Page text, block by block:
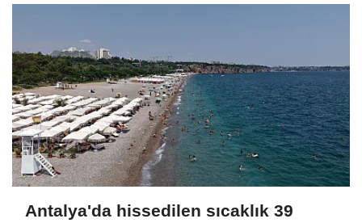
Antalya'da hissedilen sıcaklık 39